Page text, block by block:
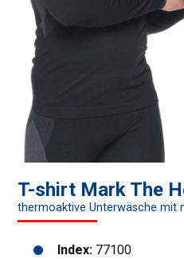
T-shirt Mark The
thermoaktive Unterwäsche mit
Index: 77100